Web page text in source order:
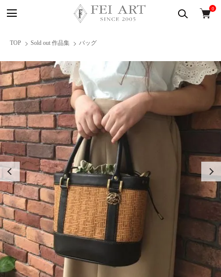
0
TOP Sold out 作品集 バッグ